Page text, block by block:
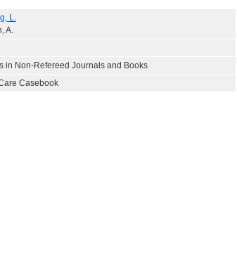
L.
A.
in Non-Refereed Journals and Books
Casebook